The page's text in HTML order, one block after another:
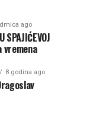
ago
SPAJIĆEVOJ
vremena
8 godina ago